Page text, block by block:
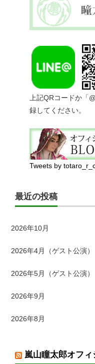
上記QRコードか「
録してください。
Tweets by
最近の投稿
2026年10月
2026年4月（ゲスト公演）
2026年5月（ゲスト公演）
2026年9月
2026年8月
嵐山瞳太郎オフ